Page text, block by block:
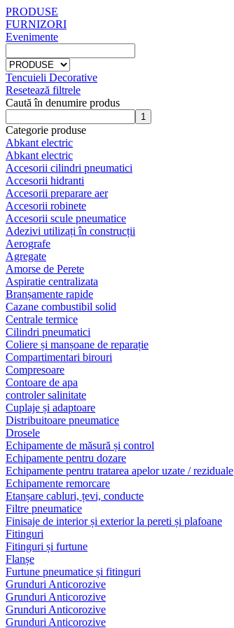
PRODUSE
FURNIZORI
Evenimente
Tencuieli Decorative
Resetează filtrele
Caută în denumire produs
Categorie produse
Abkant electric
Abkant electric
Accesorii cilindri pneumatici
Accesorii hidranti
Accesorii preparare aer
Accesorii robinete
Accesorii scule pneumatice
Adezivi utilizați în construcții
Aerografe
Agregate
Amorse de Perete
Aspiratie centralizata
Branșamente rapide
Cazane combustibil solid
Centrale termice
Cilindri pneumatici
Coliere și manșoane de reparație
Compartimentari birouri
Compresoare
Contoare de apa
controler salinitate
Cuplaje și adaptoare
Distribuitoare pneumatice
Drosele
Echipamente de măsură și control
Echipamente pentru dozare
Echipamente pentru tratarea apelor uzate / reziduale
Echipamente remorcare
Etanșare cabluri, țevi, conducte
Filtre pneumatice
Finisaje de interior și exterior la pereti și plafoane
Fitinguri
Fitinguri și furtune
Flanșe
Furtune pneumatice și fitinguri
Grunduri Anticorozive
Grunduri Anticorozive
Grunduri Anticorozive
Grunduri Anticorozive